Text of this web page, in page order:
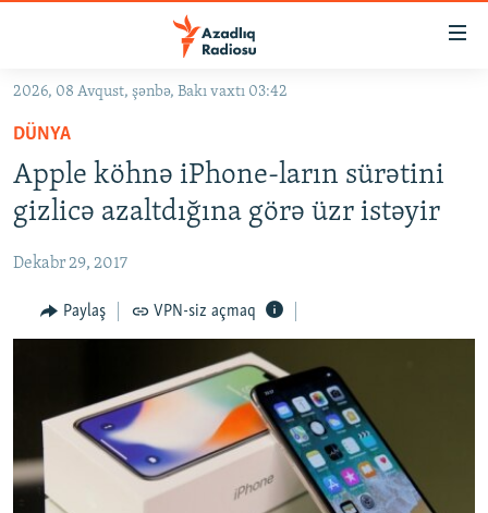
Əsas
qayıt
Əsas
naviqasiyaya
qayıt
Axtarışa
#İZAHLA
KORRUPSIOMETR
#ƏSLINDƏ
FƏRQƏ BAX
QANUNI DOĞRU
MULTIMEDIA
VIDEO
FOTOQALEREYA
İNFOQRAFIKA
RADIO ARXIV
OXU ZALI
AZƏRBAYCAN ƏDƏBIYYATI KITABXANASI
HAQQIMIZDA
MISSIYAMIZ
2026, 08 Avqust, şənbə, Bakı vaxtı 03:42
DÜNYA
Apple köhnə iPhone-ların sürətini
gizlicə azaltdığına görə üzr istəyir
Dekabr 29, 2017
Paylaş VPN-siz açmaq